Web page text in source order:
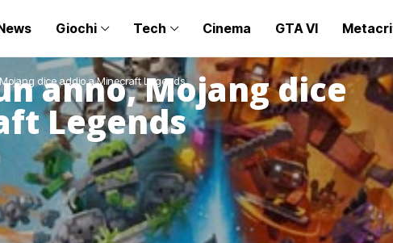
Giochi Tech Cinema GTA VI
dice addio a Minecraft Legends
anno, Mojang dice
Legends